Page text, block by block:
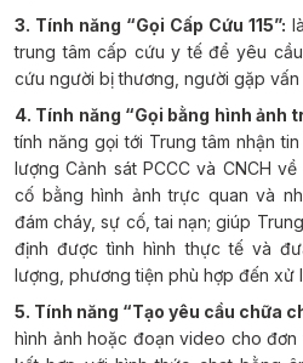
3. Tính năng “Gọi Cấp Cứu 115”:
trung tâm cấp cứu y tế để yêu
cứu người bị thương, người gặp
4. Tính năng “Gọi bằng hình ảnh
tính năng gọi tới Trung tâm nhận
lượng Cảnh sát PCCC và CNCH
cố bằng hình ảnh trực quan và
đám cháy, sự cố, tai nạn; giúp
định được tình hình thực tế và
lượng, phương tiện phù hợp đến xử
5. Tính năng “Tạo yêu cầu chữa
hình ảnh hoặc đoạn video cho đơn